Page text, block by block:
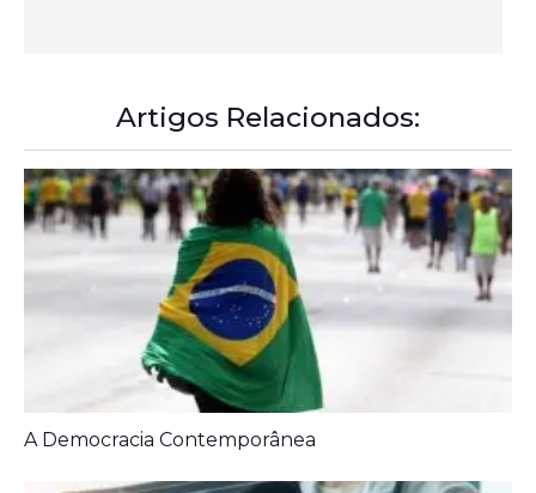
Artigos Relacionados:
A Democracia Contemporânea